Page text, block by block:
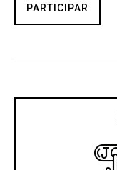
PARTICIPAR